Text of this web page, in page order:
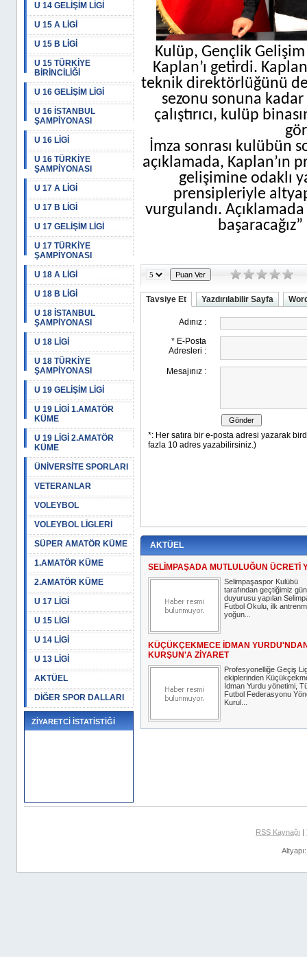
U 14 GELİŞİM LİGİ
U 15 A LİGİ
U 15 B LİGİ
U 15 TÜRKİYE
BİRİNCİLİĞİ
U 16 GELİŞİM LİGİ
U 16 İSTANBUL
ŞAMPİYONASI
U 16 LİGİ
U 16 TÜRKİYE
ŞAMPİYONASI
U 17 A LİGİ
U 17 B LİGİ
U 17 GELİŞİM LİGİ
U 17 TÜRKİYE
ŞAMPİYONASI
U 18 A LİGİ
U 18 B LİGİ
U 18 İSTANBUL
ŞAMPİYONASI
U 18 LİGİ
U 18 TÜRKİYE
ŞAMPİYONASI
U 19 GELİŞİM LİGİ
U 19 LİGİ 1.AMATÖR
KÜME
U 19 LİGİ 2.AMATÖR
KÜME
ÜNİVERSİTE SPORLARI
VETERANLAR
VOLEYBOL
VOLEYBOL LİGLERİ
SÜPER AMATÖR KÜME
1.AMATÖR KÜME
2.AMATÖR KÜME
U 17 LİGİ
U 15 LİGİ
U 14 LİGİ
U 13 LİGİ
AKTÜEL
DİĞER SPOR DALLARI
ZİYARETCİ İSTATİSTİĞİ
Kulüp, Gençlik
Kaplan’ı getirdi.
teknik direktörlüğünü de
sezonu sonuna
çalıştırıcı, kulüp
İmza sonrası kulübün
açıklamada, Kaplan’ın
gelişimine odaklı
prensipleriyle
vurgulandı.
Tavsiye Et Yazdırılabilir Sayfa
AKTÜEL
SELİMPAŞADA MUTLULUĞUN ÜCRETİ
Selimpaşaspor Kulübü
tarafından geçtiğimiz
duyurusu yapılan
Futbol Okulu, ilk
yoğun...
KÜÇÜKÇEKMECE İDMAN
KURŞUN'A ZİYARET
Profesyonelliğe Geçiş
ekiplerinden
İdman Yurdu yönetimi,
Futbol Federasyonu
Kurul...
RSS Kaynağı |